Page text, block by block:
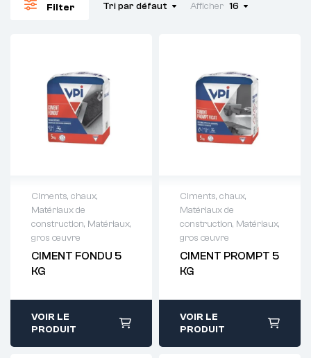
Filter Tri par défaut Afficher 16
Ciments, chaux,
Matériaux de
construction, Matériaux,
gros œuvre
CIMENT FONDU 5
KG
Demande de
devis : 01 64 88
VOIR LE
PRODUIT
Ciments, chaux,
Matériaux de
construction, Matériaux,
gros œuvre
CIMENT PROMPT 5
KG
Demande de
devis : 01 64 88
VOIR LE
PRODUIT